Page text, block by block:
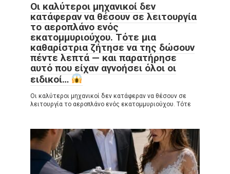
Οι καλύτεροι μηχανικοί δεν
κατάφεραν να θέσουν σε λειτουργία
το αεροπλάνο ενός
εκατομμυριούχου. Τότε μια
καθαρίστρια ζήτησε να της δώσουν
πέντε λεπτά — και παρατήρησε
αυτό που είχαν αγνοήσει όλοι οι
ειδικοί…
Οι καλύτεροι μηχανικοί δεν κατάφεραν να θέσουν σε
λειτουργία το αεροπλάνο ενός εκατομμυριούχου. Τότε